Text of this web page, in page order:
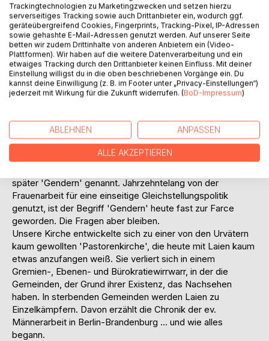
BESCHREIBUNG
Im 19. und vor allem im 20. Jahrhundert entstand eine der
größten Laienbewegungen der ev. Kirche: die ev.
Männerarbeit. Anfangs für den Pfarrernachwuchs
gebraucht, diente sie dann der 'Volksmission' der
hörten den Flüchtlingen und Vertriebenen als
Laienseelsorger zu und erfuhren so, was sich in Europa
abspielte.
Geschlechtssensible Männer beschäftigten sich seit den
später 'Gendern' genannt. Jahrzehntelang von der
Frauenarbeit für eine einseitige Gleichstellungspolitik
genutzt, ist der Begriff 'Gendern' heute fast zur Farce
geworden. Die Fragen aber bleiben.
Unsere Kirche entwickelte sich zu einer von den Urvätern
kaum gewollten 'Pastorenkirche', die heute mit Laien kaum
etwas anzufangen weiß. Sie verliert sich in einem
Gremien-, Ebenen- und Bürokratiewirrwarr, in der die
Gemeinden, der Grund ihrer Existenz, das Nachsehen
haben. In sterbenden Gemeinden werden Laien zu
Einzelkämpfern. Davon erzählt die Chronik der ev.
Männerarbeit in Berlin-Brandenburg ... und wie alles
begann.
Trackingtechnologien zu Marketingzwecken und setzen hierzu
serverseitiges Tracking sowie auch Drittanbieter ein, wodurch ggf.
geräteübergreifend Cookies, Fingerprints, Tracking-Pixel, IP-Adressen
sowie gehashte E-Mail-Adressen genutzt werden. Auf unserer Seite
betten wir zudem Drittinhalte von anderen Anbietern ein (Video-
Plattformen). Wir haben auf die weitere Datenverarbeitung und ein
etwaiges Tracking durch den Drittanbieter keinen Einfluss. Mit deiner
Einstellung willigst du in die oben beschriebenen Vorgänge ein. Du
kannst deine Einwilligung (z. B. im Footer unter „Privacy-Einstellungen“)
jederzeit mit Wirkung für die Zukunft widerrufen. (BoD-Impressum)
ABLEHNEN ANPASSEN
ALLE AKZEPTIEREN